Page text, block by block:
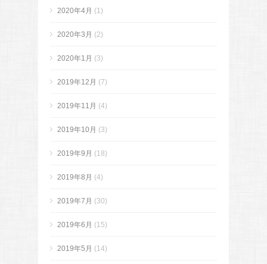
2020年4月 (1)
2020年3月 (2)
2020年1月 (3)
2019年12月 (7)
2019年11月 (4)
2019年10月 (3)
2019年9月 (18)
2019年8月 (4)
2019年7月 (30)
2019年6月 (15)
2019年5月 (14)